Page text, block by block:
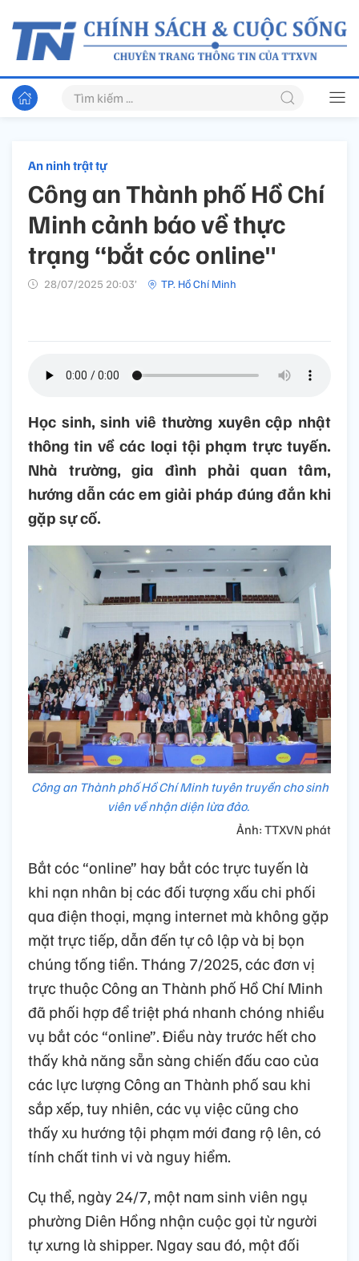
An ninh trật tự
Công an Thành phố Hồ Chí
Minh cảnh báo về thực
trạng “bắt cóc online"
28/07/2025 20:03’ TP. Hồ Chí Minh
Học sinh, sinh viê thường xuyên cập nhật
thông tin về các loại tội phạm trực tuyến.
Nhà trường, gia đình phải quan tâm,
hướng dẫn các em giải pháp đúng đắn khi
gặp sự cố.
Công an Thành phố Hồ Chí Minh tuyên truyền cho sinh
viên về nhận diện lừa đảo.
Ảnh: TTXVN phát
Bắt cóc “online” hay bắt cóc trực tuyến là
khi nạn nhân bị các đối tượng xấu chi phối
qua điện thoại, mạng internet mà không gặp
mặt trực tiếp, dẫn đến tự cô lập và bị bọn
chúng tống tiền. Tháng 7/2025, các đơn vị
trực thuộc Công an Thành phố Hồ Chí Minh
đã phối hợp để triệt phá nhanh chóng nhiều
vụ bắt cóc “online”. Điều này trước hết cho
thấy khả năng sẵn sàng chiến đấu cao của
các lực lượng Công an Thành phố sau khi
sắp xếp, tuy nhiên, các vụ việc cũng cho
thấy xu hướng tội phạm mới đang rộ lên, có
tính chất tinh vi và nguy hiểm.
Cụ thể, ngày 24/7, một nam sinh viên ngụ
phường Diên Hồng nhận cuộc gọi từ người
tự xưng là shipper. Ngay sau đó, một đối